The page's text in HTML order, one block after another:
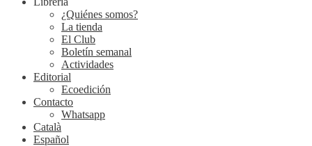
¿Quiénes somos?
La tienda
El Club
Boletín semanal
Actividades
Editorial
Ecoedición
Contacto
Whatsapp
Català
Español